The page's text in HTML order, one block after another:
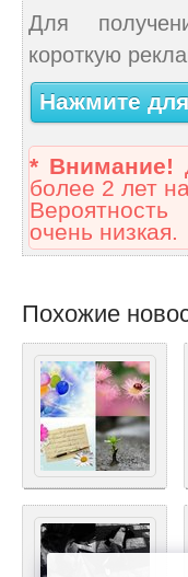
Для
короткую
Нажмите
* Внимание!
более 2 лет
очень низкая.
Похожие